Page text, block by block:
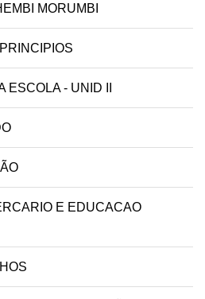
MORUMBI
ESCOLA - UNID II
E EDUCACAO